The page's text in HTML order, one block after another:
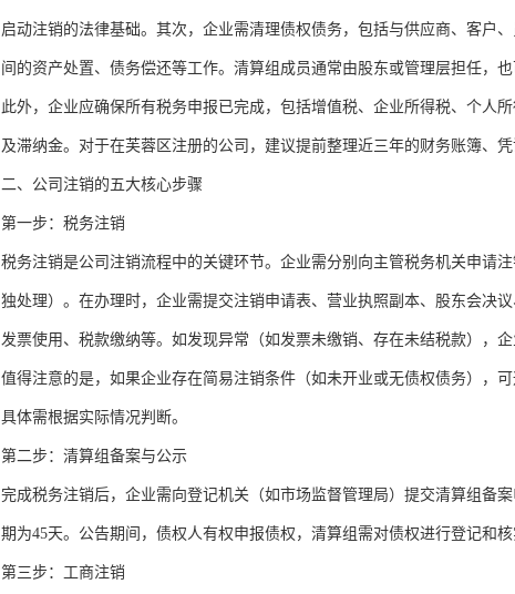
启动注销的法律基础。其次，企业需清理债权债务，包括与供应商、客户
间的资产处置、债务偿还等工作。清算组成员通常由股东或管理层担任，也
此外，企业应确保所有税务申报已完成，包括增值税、企业所得税、个人
及滞纳金。对于在芙蓉区注册的公司，建议提前整理近三年的财务账簿、
二、公司注销的五大核心步骤
第一步：税务注销
税务注销是公司注销流程中的关键环节。企业需分别向主管税务机关申请
独处理）。在办理时，企业需提交注销申请表、营业执照副本、股东会决
发票使用、税款缴纳等。如发现异常（如发票未缴销、存在未结税款），企
值得注意的是，如果企业存在简易注销条件（如未开业或无债权债务），
具体需根据实际情况判断。
第二步：清算组备案与公示
完成税务注销后，企业需向登记机关（如市场监督管理局）提交清算组备
期为45天。公告期间，债权人有权申报债权，清算组需对债权进行登记和
第三步：工商注销